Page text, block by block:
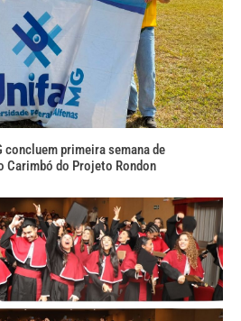
concluem primeira semana de
Carimbó do Projeto Rondon